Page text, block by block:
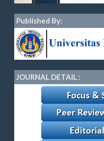
Published By:
JOURNAL DETAIL :